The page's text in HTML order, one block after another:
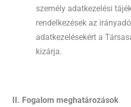
személy adatkezelési
rendelkezések az
adatkezelésekért a
kizárja.
II. Fogalom meghatározások